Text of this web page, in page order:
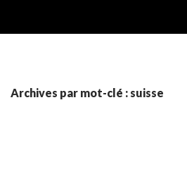
Archives par mot-clé : suisse